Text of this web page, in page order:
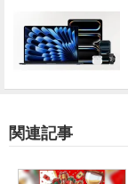
関連記事